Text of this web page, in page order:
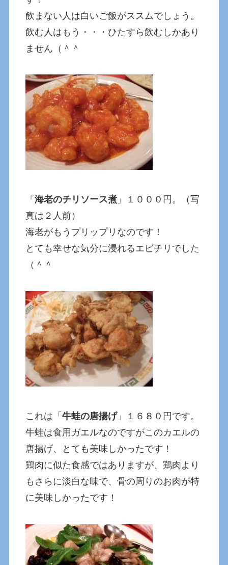
飲まない人は白いご飯がススムでしょう。
飲む人はもう・・・ひたすら飲むしかあり
ません（＾＾
「海老のチリソース煮 」１０００円。（写
真は２人前）
海老がもうプリップリなのです！
とても幸せな気分に浸れるエビチリでした
（＾＾
これは「牛蛙の唐揚げ」１６８０円です。
牛蛙は食用ガエルなのですがこのカエルの
唐揚げ、とても美味しかったです！
鶏肉に似た食感ではありますが、鶏肉より
もさらに淡白な味で、骨の周りのお肉が特
に美味しかったです！